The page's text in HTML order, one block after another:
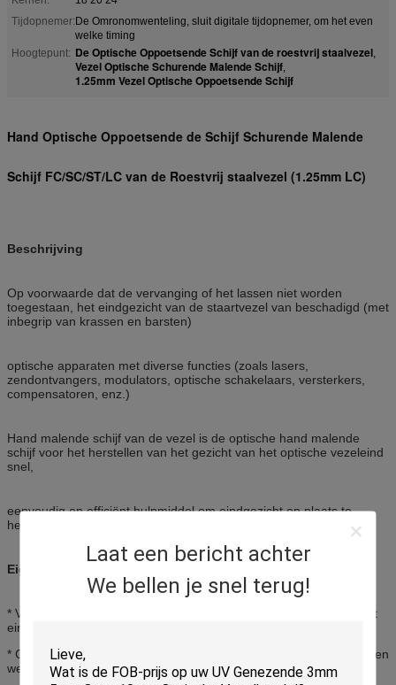
Laat een bericht achter
We bellen je snel terug!
Tijdopnemer:De Omronomwenteling, sluit digitale tijdopnemer, om het even
welke timing
Hoogtepunt: De Optische Oppoetsende Schijf van de roestvrij staalvezel,
Vezel Optische Schurende Malende Schijf,
1.25mm Vezel Optische Oppoetsende Schijf
Hand Optische Oppoetsende de Schijf Schurende Malende
Schijf FC/SC/ST/LC van de Roestvrij staalvezel (1.25mm LC)
Beschrijving
Op voorwaarde dat de vervanging of het lassen niet worden
toegestaan, het eindgezicht van de staartvezel van beschadigd (met
inbegrip van krassen en barsten)
optische apparaten met diverse functies (zoals lasers,
zendontvangers, modulators, optische schakelaars, versterkers,
compensatoren, enz.)
Hand malende schijf van de vezel is de optische hand malende
schijf voor het herstellen van het gezicht van het optische vezeleind
snel,
eenvoudig en efficiënt hulpmiddel om eindgezicht op plaats te
herstellen.
Eigenschappen
* Vezelmetalen kappen voor het malen van 2.5mm en 1.25mm het
eindgezichten van PC, zoals FC, Sc, ST/LC, enz.
* Gemaakt van hoogte - kwaliteit gebeëindigd roestvrij staal, hard en
wearable;